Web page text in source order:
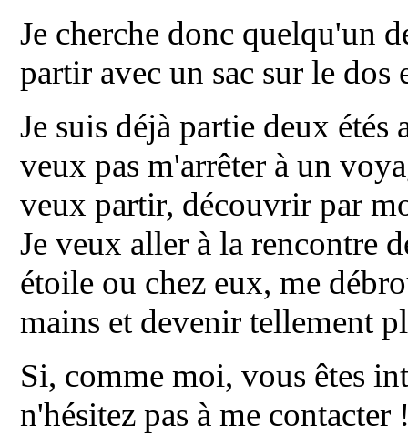
Je cherche donc quelqu'un
partir avec un sac sur le dos
Je suis déjà partie deux
veux pas m'arrêter à un
veux partir, découvrir par
Je veux aller à la rencontre
étoile ou chez eux, me
mains et devenir tellement
Si, comme moi, vous êtes
n'hésitez pas à me contacter